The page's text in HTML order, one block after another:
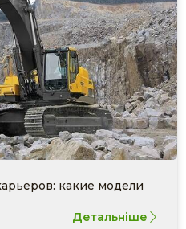
какие модели
Детальніше